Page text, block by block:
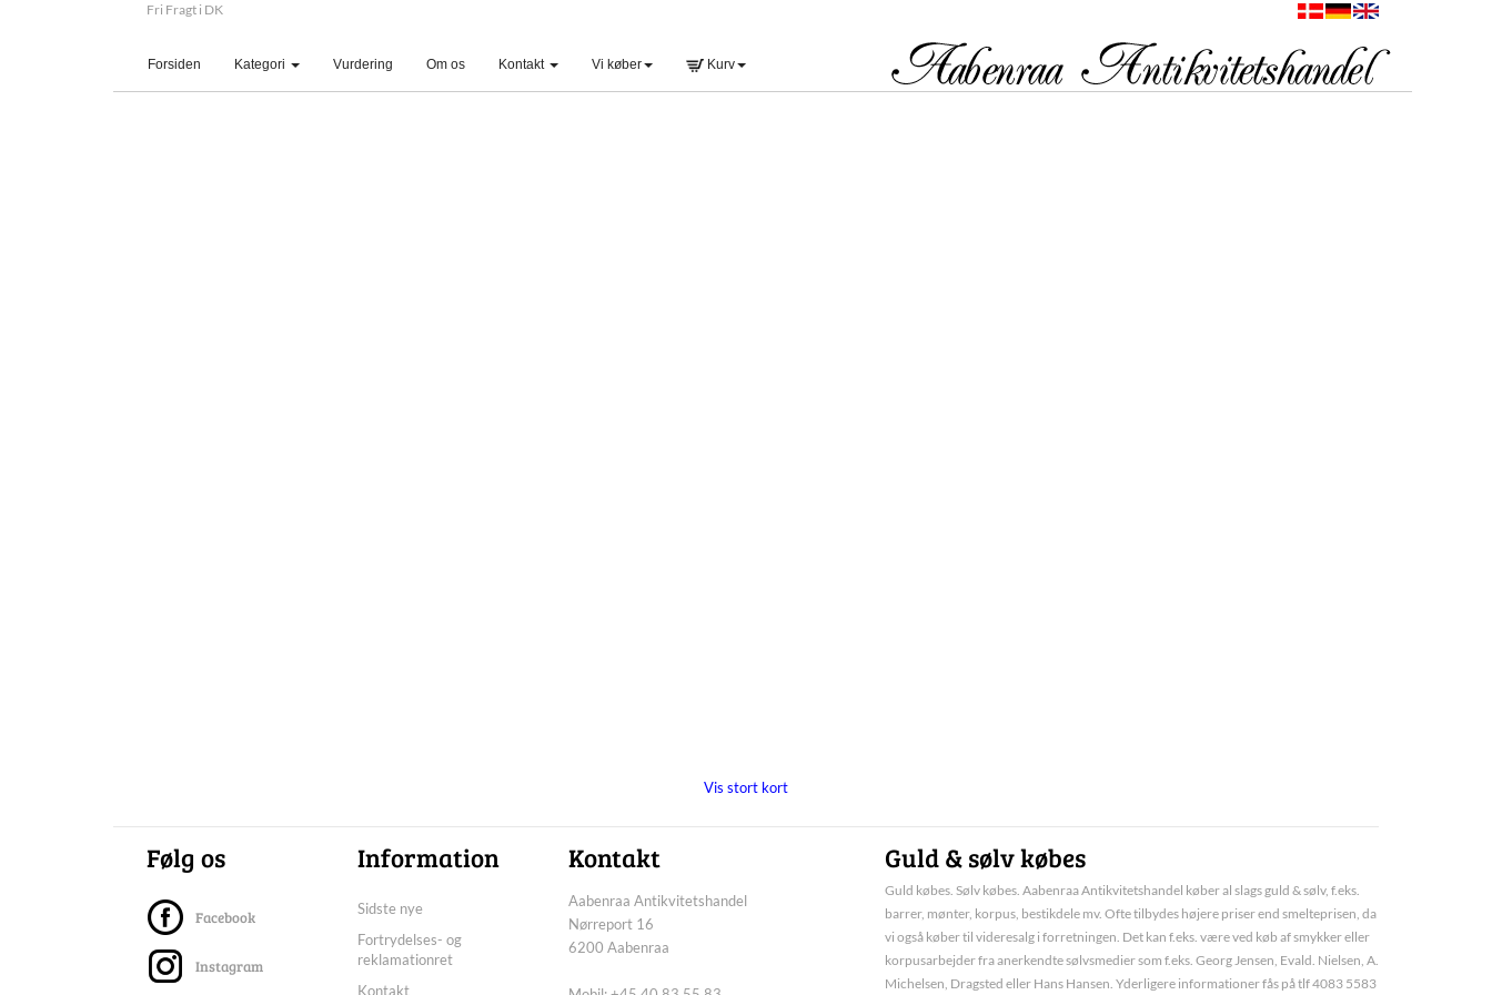
Fri Fragt i DK
Forsiden (current)Kategori Vurdering Om os Kontakt Vi køber Kurv
Vis stort kort
Følg os
Facebook
Instagram
Information
Sidste nye
Fortrydelses- og
reklamationret
Kontakt
Kontakt
Aabenraa Antikvitetshandel
Nørreport 16
6200 Aabenraa
Guld & sølv købes
Guld købes. Sølv købes. Aabenraa Antikvitetshandel køber al slags guld & sølv, f.eks.
barrer, mønter, korpus, bestikdele mv. Ofte tilbydes højere priser end smelteprisen, da
vi også køber til videresalg i forretningen. Det kan f.eks. være ved køb af smykker eller
korpusarbejder fra anerkendte sølvsmedier som f.eks. Georg Jensen, Evald. Nielsen, A.
Michelsen, Dragsted eller Hans Hansen. Yderligere informationer fås på tlf 4083 5583